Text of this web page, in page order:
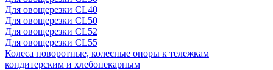
Для овощерезки CL40
Для овощерезки CL50
Для овощерезки CL52
Для овощерезки CL55
Колеса поворотные, колесные опоры к тележкам
кондитерским и хлебопекарным